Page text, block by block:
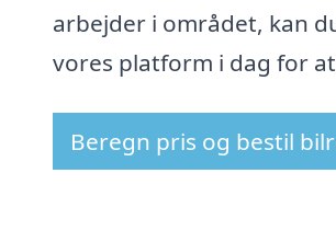
arbejder i området, kan
vores platform i dag for
Beregn pris og bestil